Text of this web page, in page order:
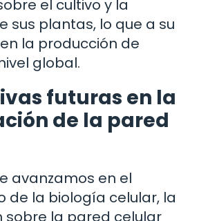
el cultivo y la
sus plantas, lo que a su
la producción de
global.
futuras en la
de la pared
avanzamos en el
de la biología celular, la
sobre la pared celular